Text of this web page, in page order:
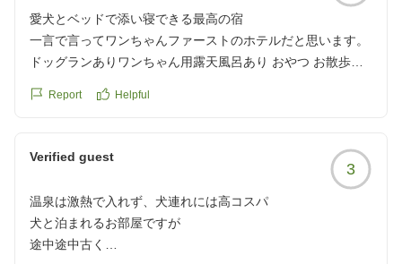
人用はもちろん、犬用にも必要なものはしっかりと揃ってい
ます!
中でも感動したのはドライヤー!
犬もお風呂に入ったのですが、犬用のドライヤーも2台も用
意してあり、助かりました!
りです。
犬用のご飯も豪華でした!!
鹿肉のハンバーグと、鶏肉と卵のものをお願いしたのです
が、メインの他にお野菜やデザートもついていて、二人とも
愛犬とベッドで添い寝できる最高の宿
一言で言ってワンちゃんファーストのホテルだと思います。
ドッグランありワンちゃん用露天風呂あり おやつ お散歩バ
の色紙嬉しいことばかりでした。 ワンちゃんが壁や備品壊し
で大丈夫ですよ!との事。ベッドでワンちゃんと一緒に寝れる
今まで宿泊したお宿で一番のお宿です。 また霧島に来た時
は、ぜひ宿泊したいです。
クチコミの詳細はこちらから
https://review.travel.rakuten.co.jp/hotel/voice/149083?
Report Helpful
Verified guest
3
温泉は激熱で入れず、犬連れには高コスパ
犬と泊まれるお部屋ですが
途中途中古く